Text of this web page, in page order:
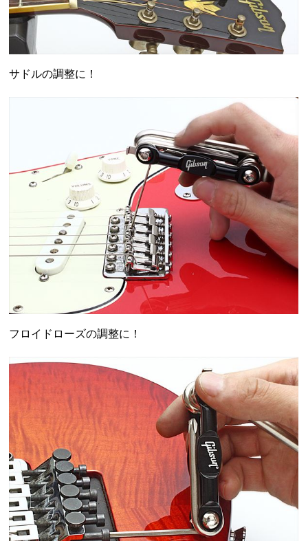
サドルの調整に！
フロイドローズの調整に！